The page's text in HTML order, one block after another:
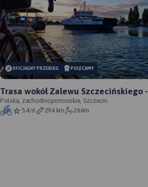
OFICJALNY PRZEBIEG POLECAMY
Trasa wokół Zalewu Szczecińskiego -
oficjalny przebieg szlaku
Polska, zachodniopomorskie, Szczecin
5.4/6
294 km 266m